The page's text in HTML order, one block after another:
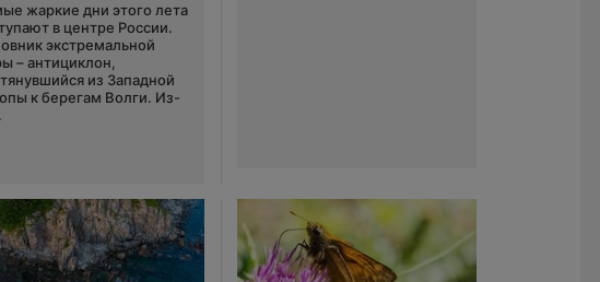
жаркие дни этого лета
в центре России.
экстремальной
– антициклон,
из Западной
к берегам Волги. Из-